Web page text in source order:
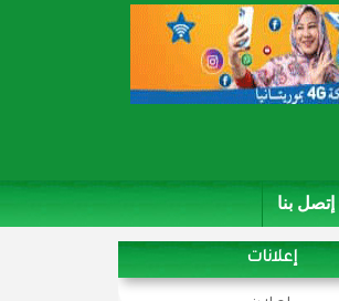
إتصل بنا
إعلانات